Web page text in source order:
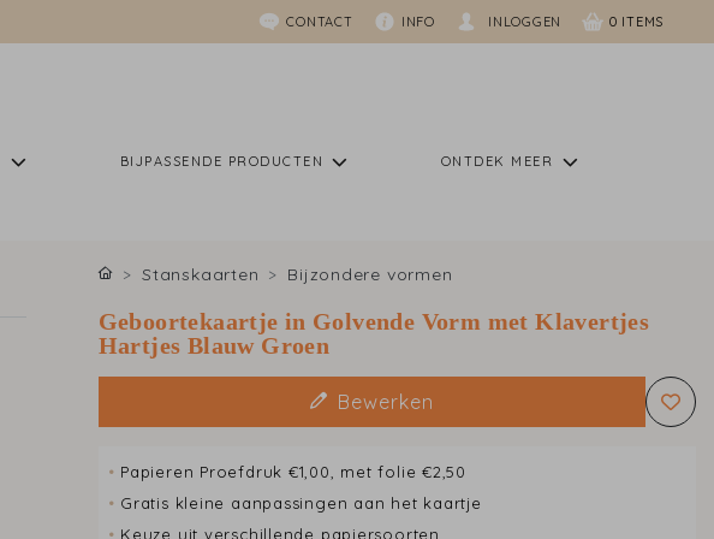
CONTACT INFO INLOGGEN 0
BIJPASSENDE PRODUCTEN ONTDEK MEER
Stanskaarten Bijzondere vormen
Geboortekaartje in Golvende Vorm met Klavertjes
Hartjes Blauw Groen
Bewerken
• Papieren Proefdruk €1,00, met folie €2,50
• Gratis kleine aanpassingen aan het kaartje
• Keuze uit verschillende papiersoorten